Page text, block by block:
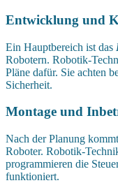
Entwicklung und
Ein Hauptbereich ist das
Robotern. Robotik-
Pläne dafür. Sie achten
Sicherheit.
Montage und
Nach der Planung
Roboter. Robotik-
programmieren die
funktioniert.